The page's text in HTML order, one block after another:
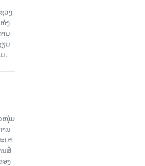
ວງ
ງ
ນ
ນ
.
ໜຸ່ມ
ນ
ນາ
ນສື່
ງ